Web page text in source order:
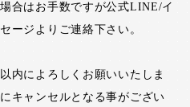
合はお手数ですが公式LINE/イ
ージよりご連絡下さい。
内によろしくお願いいたしま
キャンセルとなる事がござい